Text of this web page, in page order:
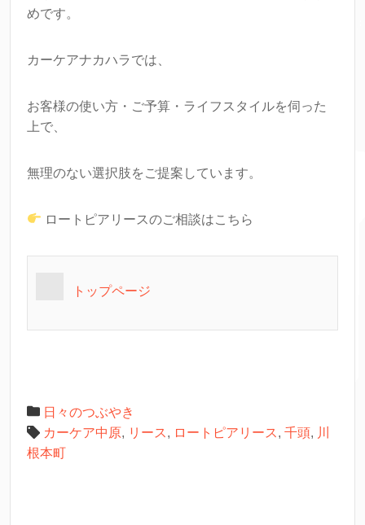
めです。
カーケアナカハラでは、
お客様の使い方・ご予算・ライフスタイルを伺った
上で、
無理のない選択肢をご提案しています。
ロートピアリースのご相談はこちら
トップページ
日々のつぶやき
カーケア中原, リース, ロートピアリース, 千頭, 川
根本町